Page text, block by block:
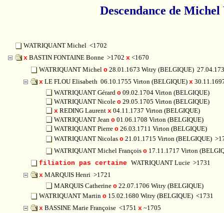
Descendance de
WATRIQUANT Michel <1702
x BASTIN FONTAINE Bonne >1702 x <1670
WATRIQUANT Michel o 28.01.1673 Witry (BELGIQUE)
x LE FLOU Elisabeth 06.10.1755 Virton (BELGIQUE) x
WATRIQUANT Gérard o 09.02.1704 Virton (BELGIQUE)
WATRIQUANT Nicole o 29.05.1705 Virton (BELGIQUE)
x REDING Laurent x 04.11.1737 Virton (BELGIQUE)
WATRIQUANT Jean o 01.06.1708 Virton (BELGIQUE)
WATRIQUANT Pierre o 26.03.1711 Virton (BELGIQUE)
WATRIQUANT Nicolas o 21.01.1715 Virton (BELGIQUE)
WATRIQUANT Michel François o 17.11.1717 Virton
filiation pas certaine WATRIQUANT Lucie >1731
x MARQUIS Henri >1721
MARQUIS Catherine o 22.07.1706 Witry (BELGIQUE)
WATRIQUANT Martin o 15.02.1680 Witry (BELGIQUE) <1731
x BASSINE Marie Françoise <1751 x ~1705